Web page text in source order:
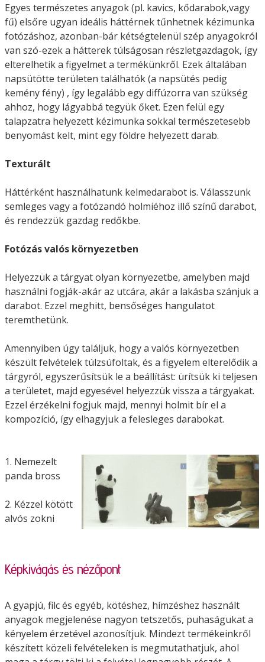
Egyes természetes anyagok (pl. kavics, kődarabok,vagy
fű) elsőre ugyan ideális háttérnek tűnhetnek kézimunka
fotózáshoz, azonban-bár kétségtelenül szép anyagokról
van szó-ezek a hátterek túlságosan részletgazdagok, így
elterelhetik a figyelmet a termékünkről. Ezek általában
napsütötte területen találhatók (a napsütés pedig
kemény fény) , így legalább egy diffúzorra van szükség
ahhoz, hogy lágyabbá tegyük őket. Ezen felül egy
talapzatra helyezett kézimunka sokkal természetesebb
benyomást kelt, mint egy földre helyezett darab.
Texturált
Háttérként használhatunk kelmedarabot is. Válasszunk
semleges vagy a fotózandó holmiéhoz illő színű darabot,
és rendezzük gazdag redőkbe.
Fotózás valós környezetben
Helyezzük a tárgyat olyan környezetbe, amelyben majd
használni fogják-akár az utcára, akár a lakásba szánjuk a
darabot. Ezzel meghitt, bensőséges hangulatot
teremthetünk.
Amennyiben úgy találjuk, hogy a valós környezetben
készült felvételek túlzsúfoltak, és a figyelem elterelődik a
tárgyról, egyszerűsítsük le a beállítást: ürítsük ki teljesen
a területet, majd egyesével helyezzük vissza a tárgyakat.
Ezzel érzékelni fogjuk majd, mennyi holmit bír el a
kompozíció, így elhagyjuk a felesleges darabokat.
1. Nemezelt
panda bross
2. Kézzel kötött
alvós zokni
Képkivágás és nézőpont
A gyapjú, filc és egyéb, kötéshez, hímzéshez használt
anyagok megjelenése nagyon tetszetős, puhaságukat a
kényelem érzetével azonosítjuk. Mindezt termékeinkről
készített közeli felvételeken is megmutathatjuk, ahol